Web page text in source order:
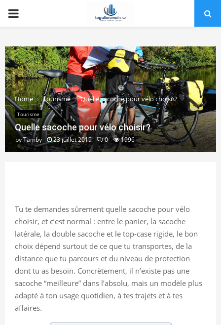
PRIMARY
Home Tourisme Quelle sacoche pour vélo choisir?
Tourisme
Quelle sacoche pour vélo choisir?
byTamby 23 juillet 2019 0 1996
Tu te demandes sûrement quelle sacoche pour vélo
choisir, et c’est normal : entre le panier, la sacoche
latérale, la double sacoche et le top-case rigide, le bon
choix dépend surtout de ce que tu transportes, de la
distance que tu parcours et du niveau de protection
dont tu as besoin. Concrètement, il n’existe pas une
sacoche “meilleure” dans l’absolu, mais un modèle plus
adapté à ton usage quotidien, à tes trajets et à tes
affaires.